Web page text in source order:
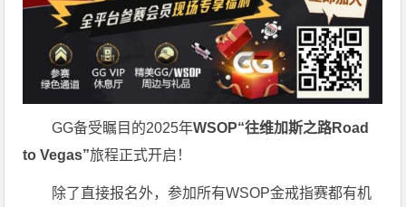
GG备受瞩目的2025年WSOP“往维加斯之路Road
to Vegas”旅程正式开启！
除了直接报名外，参加所有WSOP金戒指赛都有机